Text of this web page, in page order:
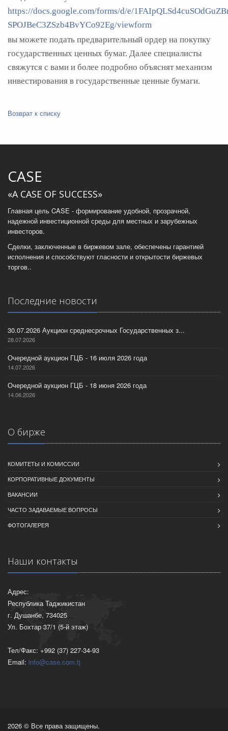
https://docs.google.com/forms/d/e/
SPOJBeC3ZSzb4BvYCo92Eg/viewform
вы можете подать предварительный ордер на покупку
государственных ценных бумаг. Далее специалисты
свяжутся с вами и более подробно объяснят механизм
инвестирования в государственные ценные бумаги.
Возврат к списку
CASE
«A CASE OF SUCCESS»
Главная цель CASE - формирование удобной, прозрачной,
надежной инвестиционной среды для местных и зарубежных
инвесторов.
Сделки, заключенные в биржевом зале, обеспечены гарантией
исполнения и способствуют гласности и открытости биржевых
торгов..
Последние новости
30.07.2026 Аукцион среднесрочных Государственных з...
28.07.2026
Очередной аукцион ГЦБ - 16 июля 2026 года
14.07.2026
Очередной аукцион ГЦБ - 18 июня 2026 года
14.06.2026
О бирже
КОМИТЕТЫ И КОМИССИИ
КОРПОРАТИВНЫЕ ДОКУМЕНТЫ
ВАКАНСИИ
ЧАСТО ЗАДАВАЕМЫЕ ВОПРОСЫ
ФОТОГАЛЕРЕЯ
Наши контакты
Адрес:
Республика Таджикистан
г. Душанбе, 734025
Ул. Бохтар 37/1 (5-й этаж)
Тел/Факс: +992 (37) 227-34-93
Email: info@case.com.tj
2026 © Все права защищены.